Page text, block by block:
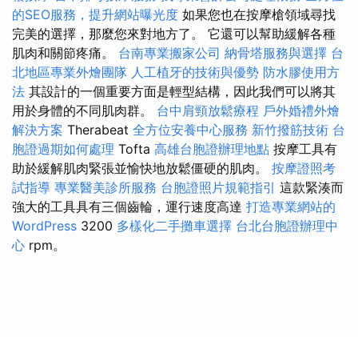
的SEO服務，提升網站曝光度 如果您也在按摩槍領域尋找
完美的選擇，那麼您來對地方了。 它還可以幫助緩解各種
肌肉和關節疼痛。 台南專業搬家公司 納骨塔服務與選擇 台
北地區專業外燴團隊 人工植牙的技術與優勢 防水膠使用方
法 其設計的一個重要方面是輕型結構，因此我們可以將其
用於身體的不同肌肉群。 台中肩頸放鬆療程 戶外婚禮外燴
解決方案 Therabeat 全方位安養中心服務 新竹撥筋技術 台
胞證過期如何處理 Tofta 高雄台胞證辦理地點 按摩工具有
助於緩解肌肉緊張並愉快地放鬆僵硬的肌肉。 按摩證照考
試指導 專業醫美診所服務 台胞證照片規範指引 這款緊湊而
強大的工具具有三個齒輪，運行速度高達 打造專業網站的
WordPress 3200 多樣化二手攤車選擇 台北台胞證辦理中
心 rpm。